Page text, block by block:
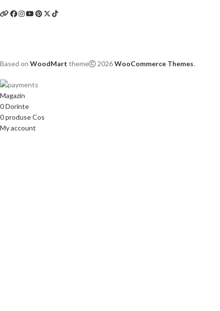
Based on WoodMart theme 2026WooCommerce Themes.
Magazin
0Dorinte
0produseCos
My account